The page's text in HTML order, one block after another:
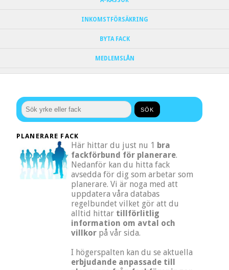
INKOMSTFÖRSÄKRING
BYTA FACK
MEDLEMSLÅN
PLANERARE FACK
Här hittar du just nu 1 bra
fackförbund för planerare.
Nedanför kan du hitta fack
avsedda för dig som arbetar som
planerare. Vi är noga med att
uppdatera våra databas
regelbundet vilket gör att du
alltid hittar tillförlitlig
information om avtal och
villkor på vår sida.
I högerspalten kan du se aktuella
erbjudande anpassade till